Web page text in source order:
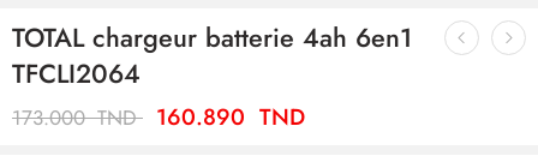
TOTAL chargeur batterie 4ah 6en1
TFCLI2064
173.000TND 160.890 TND